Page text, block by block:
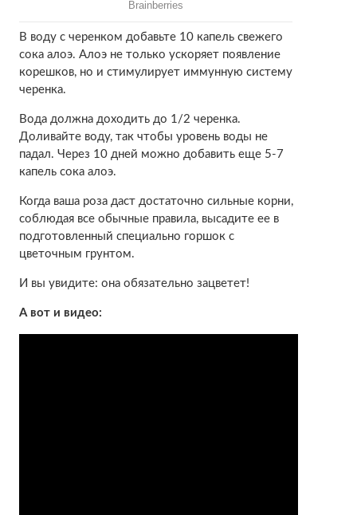
В воду с черенком добавьте 10 капель свежего
сока алоэ. Алоэ не только ускоряет появление
корешков, но и стимулирует иммунную систему
черенка.
Вода должна доходить до 1/2 черенка.
Доливайте воду, так чтобы уровень воды не
падал. Через 10 дней можно добавить еще 5-7
капель сока алоэ.
Когда ваша роза даст достаточно сильные корни,
соблюдая все обычные правила, высадите ее в
подготовленный специально горшок с
цветочным грунтом.
И вы увидите: она обязательно зацветет!
А вот и видео: